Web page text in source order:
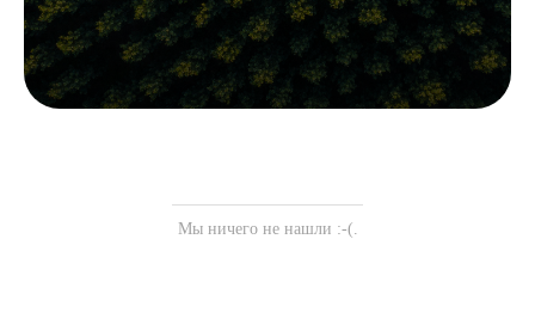
Мы ничего не нашли :-(.